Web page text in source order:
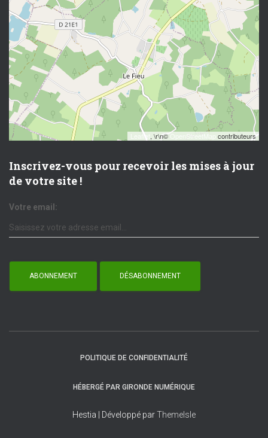
Leaflet, \r\n©OpenStreetMap contributeurs
Inscrivez-vous pour recevoir les mises à jour
de votre site !
Votre email:
POLITIQUE DE CONFIDENTIALITÉ
HÉBERGÉ PAR GIRONDE NUMÉRIQUE
Hestia | Développé parThemeIsle